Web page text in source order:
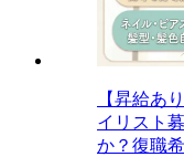
【昇給あ
イリスト
か？復職